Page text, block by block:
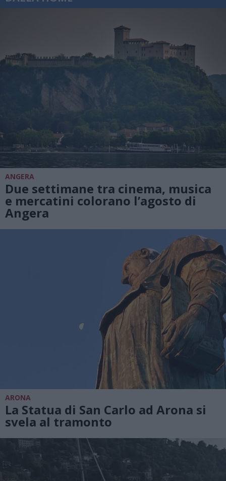
ANGERA
Due settimane tra cinema, musica
e mercatini colorano l’agosto di
Angera
ARONA
La Statua di San Carlo ad Arona si
svela al tramonto